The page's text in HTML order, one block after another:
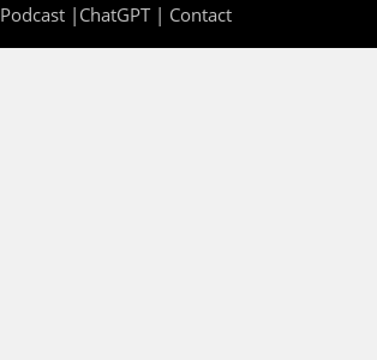
Podcast| ChatGPT| Contact